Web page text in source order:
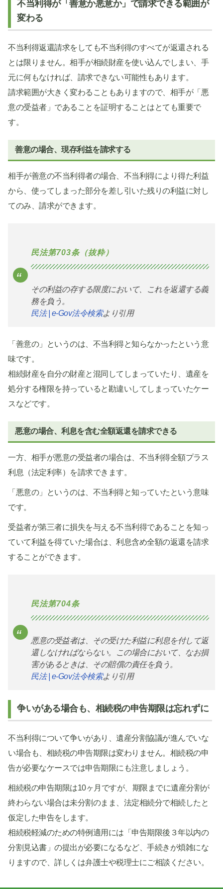
不当利得が「善意か悪意か」で請求できる範囲が
変わる
不当利得返還請求をしても不当利得のすべてが返還される
とは限りません。相手が相続財産を使い込んでしまい、手
元に何もなければ、請求できない可能性もあります。
請求範囲が大きく変わることもありますので、相手が「悪
意の受益者」であることを証明することはとても重要で
す。
善意の場合、現存利益を請求する
相手が善意の不当利得者の場合、不当利得により得た利益
から、使ってしまった部分を差し引いた残りの利益に対し
てのみ、請求ができます。
民法第703条（抜粋）
その利益の存する限度において、これを返還する義
務を負う。
民法 | e-Gov法令検索より引用
「善意の」というのは、不当利得と知らなかったという意
味です。
相続財産を自分の財産と混同してしまっていたり、遺産を
処分する権限を持っていると勘違いしてしまっていたケー
スなどです。
悪意の場合、利息を含む全額返還を請求できる
一方、相手が悪意の受益者の場合は、不当利得全額プラス
利息（法定利率）を請求できます。
「悪意の」というのは、不当利得と知っていたという意味
です。
受益者が第三者に損失を与える不当利得であることを知っ
ていて利益を得ていた場合は、利息含め全額の返還を請求
することができます。
民法第704条
悪意の受益者は、その受けた利益に利息を付して返
還しなければならない。この場合において、なお損
害があるときは、その賠償の責任を負う。
民法 | e-Gov法令検索より引用
争いがある場合も、相続税の申告期限は忘れずに
不当利得について争いがあり、遺産分割協議が進んでいな
い場合も、相続税の申告期限は変わりません。相続税の申
告が必要なケースでは申告期限にも注意しましょう。
相続税の申告期限は10ヶ月ですが、期限までに遺産分割が
終わらない場合は未分割のまま、法定相続分で相続したと
仮定した申告をします。
相続税軽減のための特例適用には「申告期限後３年以内の
分割見込書」の提出が必要になるなど、手続きが煩雑にな
りますので、詳しくは弁護士や税理士にご相談ください。